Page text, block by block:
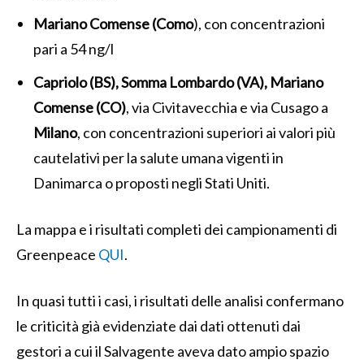
Mariano Comense (Como), con concentrazioni
pari a 54 ng/l
Capriolo (BS), Somma Lombardo (VA), Mariano
Comense(CO), via Civitavecchia e via Cusago a
Milano, con concentrazioni superiori ai valori più
cautelativi per la salute umana vigenti in
Danimarca o proposti negli Stati Uniti.
La mappa e i risultati completi dei campionamenti di
Greenpeace QUI.
In quasi tutti i casi, i risultati delle analisi confermano
le criticità già evidenziate dai dati ottenuti dai
gestori a cui il Salvagente aveva dato ampio spazio